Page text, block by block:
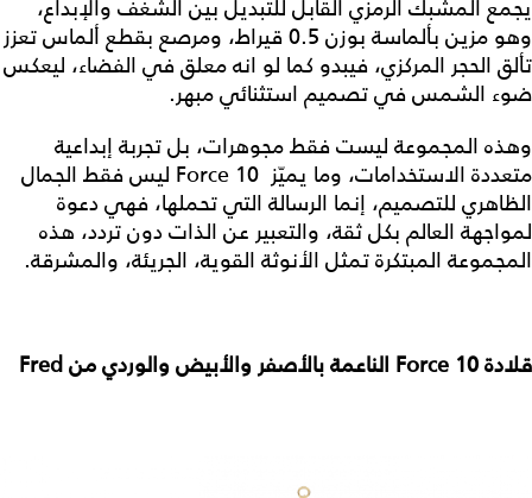
يجمع المشبك الرمزي القابل للتبديل بين الشغف والإبداع،
وهو مزين بألماسة بوزن 0.5 قيراط، ومرصع بقطع ألماس تعزز
تألق الحجر المركزي، فيبدو كما لو انه معلق في الفضاء، ليعكس
ضوء الشمس في تصميم استثنائي مبهر.
وهذه المجموعة ليست فقط مجوهرات، بل تجربة إبداعية
متعددة الاستخدامات، وما يميّز Force 10 ليس فقط الجمال
الظاهري للتصميم، إنما الرسالة التي تحملها، فهي دعوة
لمواجهة العالم بكل ثقة، والتعبير عن الذات دون تردد، هذه
المجموعة المبتكرة تمثل الأنوثة القوية، الجريئة، والمشرقة.
قلادة Force 10 الناعمة بالأصفر والأبيض والوردي من Fred